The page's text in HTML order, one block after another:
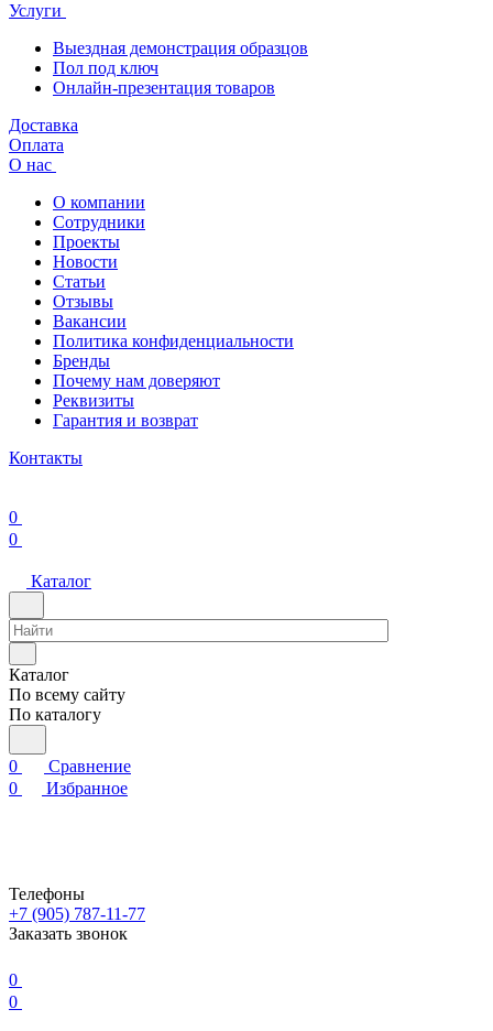
Услуги
Выездная демонстрация образцов
Пол под ключ
Онлайн-презентация товаров
Доставка
Оплата
О нас
О компании
Сотрудники
Проекты
Новости
Статьи
Отзывы
Вакансии
Политика конфиденциальности
Бренды
Почему нам доверяют
Реквизиты
Гарантия и возврат
Контакты
0
0
Каталог
Каталог
По всему сайту
По каталогу
0
Сравнение
0
Избранное
Телефоны
+7 (905) 787-11-77
Заказать звонок
0
0